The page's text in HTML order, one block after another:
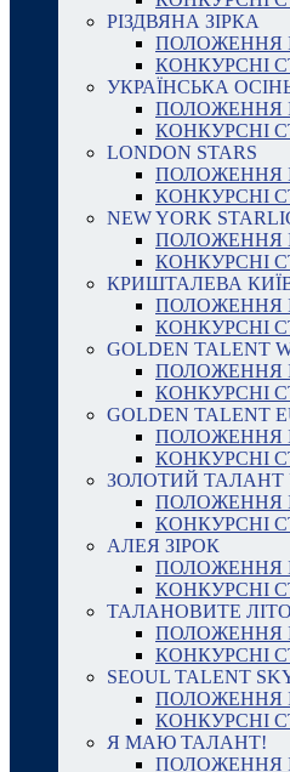
РІЗДВЯНА ЗІРКА
ПОЛОЖЕННЯ
КОНКУРСНІ
УКРАЇНСЬКА
ПОЛОЖЕННЯ
КОНКУРСНІ
LONDON STARS
ПОЛОЖЕННЯ
КОНКУРСНІ
NEW YORK
ПОЛОЖЕННЯ
КОНКУРСНІ
КРИШТАЛЕВА
ПОЛОЖЕННЯ
КОНКУРСНІ
GOLDEN TALENT
ПОЛОЖЕННЯ
КОНКУРСНІ
GOLDEN TALENT
ПОЛОЖЕННЯ
КОНКУРСНІ
ЗОЛОТИЙ ТАЛАНТ
ПОЛОЖЕННЯ
КОНКУРСНІ
АЛЕЯ ЗІРОК
ПОЛОЖЕННЯ
КОНКУРСНІ
ТАЛАНОВИТЕ
ПОЛОЖЕННЯ
КОНКУРСНІ
SEOUL TALENT
ПОЛОЖЕННЯ
КОНКУРСНІ
Я МАЮ ТАЛАНТ!
ПОЛОЖЕННЯ